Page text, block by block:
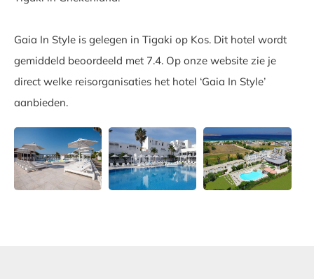
Gaia In Style is gelegen in Tigaki op Kos. Dit hotel wordt
gemiddeld beoordeeld met 7.4. Op onze website zie je
direct welke reisorganisaties het hotel ‘Gaia In Style’
aanbieden.